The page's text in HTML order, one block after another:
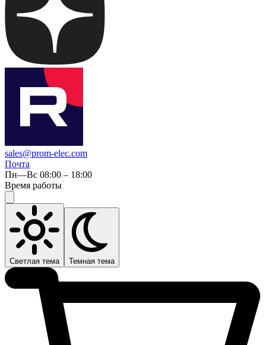
sales@prom-elec.com
Почта
Пн—Вс 08:00 – 18:00
Время работы
Светлая тема Темная тема